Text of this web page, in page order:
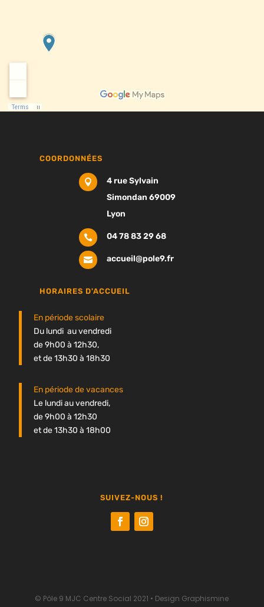
COORDONNÉES

4 rue Sylvain
Simondan 69009
Lyon
 04 78 83 29 68
 accueil@pole9.fr
HORAIRES D'ACCUEIL
En période scolaire
Du lundi au vendredi
de 9h00 à 12h30,
et de 13h30 à 18h30
En période de vacances
Le lundi au vendredi,
de 9h00 à 12h30
et de 13h30 à 18h00
SUIVEZ-NOUS !
© Pôle 9 MJC Centre Social 2021 • Design Graphismine